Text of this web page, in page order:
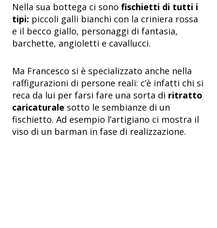
Nella sua bottega ci sono fischietti di tutti i
tipi: piccoli galli bianchi con la criniera rossa
e il becco giallo, personaggi di fantasia,
barchette, angioletti e cavallucci.
Ma Francesco si è specializzato anche nella
raffigurazioni di persone reali: c’è infatti chi si
reca da lui per farsi fare una sorta di ritratto
caricaturale sotto le sembianze di un
fischietto. Ad esempio l’artigiano ci mostra il
viso di un barman in fase di realizzazione.